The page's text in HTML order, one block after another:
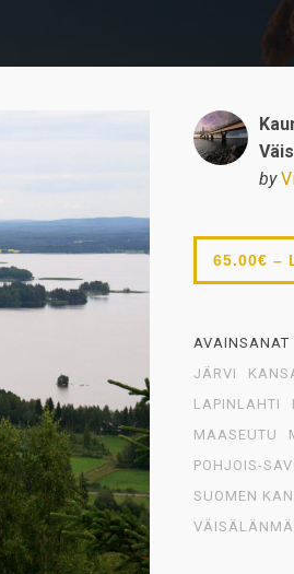
by
65.00€ –
AVAINSANAT
JÄRVI
LAPINLAHTI
MAASEUTU
POHJOIS-
SUOMEN